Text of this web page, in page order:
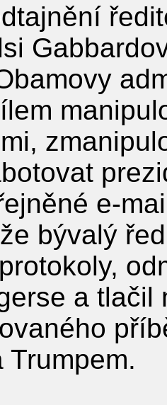
e-
bývalý
a
Trumpem.